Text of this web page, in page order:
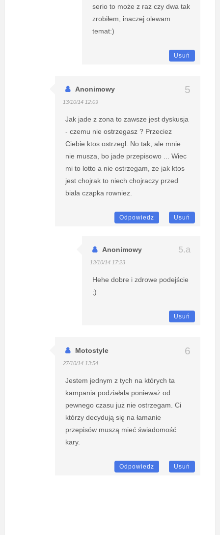
serio to może z raz czy dwa tak
zrobiłem, inaczej olewam
temat:)
Usuń
Anonimowy
13/10/14 12:09
Jak jade z zona to zawsze jest dyskusja
- czemu nie ostrzegasz ? Przeciez
Ciebie ktos ostrzegl. No tak, ale mnie
nie musza, bo jade przepisowo ... Wiec
mi to lotto a nie ostrzegam, ze jak ktos
jest chojrak to niech chojraczy przed
biala czapka rowniez.
Odpowiedz Usuń
Anonimowy
13/10/14 17:23
Hehe dobre i zdrowe podejście
;)
Usuń
Motostyle
27/10/14 13:54
Jestem jednym z tych na których ta
kampania podziałała ponieważ od
pewnego czasu już nie ostrzegam. Ci
którzy decydują się na łamanie
przepisów muszą mieć świadomość
kary.
Odpowiedz Usuń